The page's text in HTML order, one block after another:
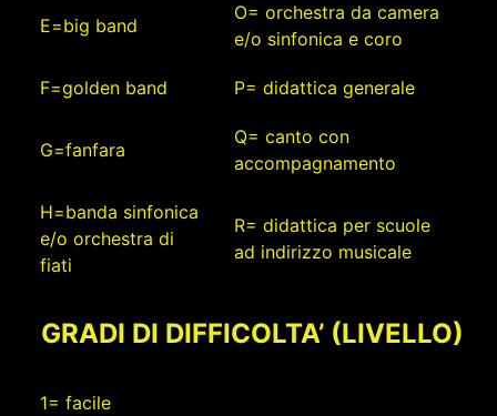
E=big band
O= orchestra da camera
e/o sinfonica e coro
F=golden band P= didattica generale
G=fanfara
Q= canto con
accompagnamento
H=banda sinfonica
e/o orchestra di
fiati
R= didattica per scuole
ad indirizzo musicale
GRADI DI DIFFICOLTA’ (LIVELLO)
1= facile